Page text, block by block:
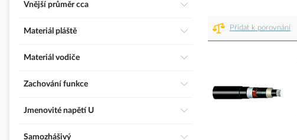
Přidat k porovnání
Vnější průměr cca
Materiál pláště
Materiál vodiče
Zachování funkce
Jmenovité napětí U
Samozhášivý